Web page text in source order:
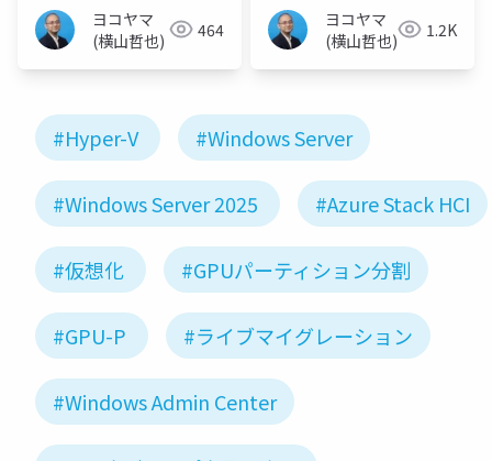
ヨコヤマ
(横山哲也)
464
ヨコヤマ
(横山哲也)
1.2K
#Hyper-V #Windows Server
#Windows Server 2025 #Azure Stack HCI
#仮想化 #GPUパーティション分割
#GPU-P #ライブマイグレーション
#Windows Admin Center